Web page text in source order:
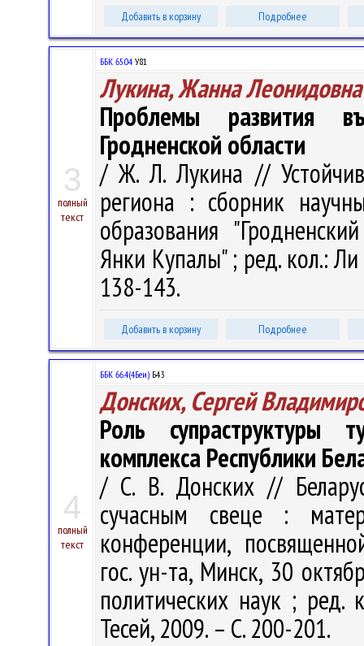
Добавить в корзину Подробнее
3
полный
текст
ББК 65.04 У81
Лукина, Жанна Леонидовна
Проблемы развития
Гродненской области
/ Ж. Л. Лукина //
региона : сборник
образования
Янки Купалы" ; ред. кол.:
138-143.
Добавить в корзину Подробнее
4
полный
текст
ББК 66.4(4Беи) Б43
Донских, Сергей
Роль супраструктуры
комплекса Республики
/ С. В. Донских //
сучасным свеце :
конференции,
гос. ун-та, Минск, 30
политических наук ;
Тесей, 2009. – С. 200-201.